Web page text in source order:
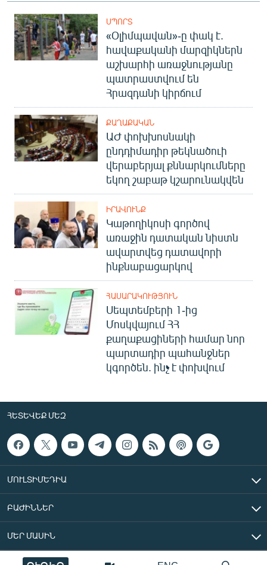
ՍՊՈՐՏ
«Օլիմպավան»-ը փակ է.
հավաքականի մարզիկներն
աշխարհի առաջնությանը
պատրաստվում են
Հրազդանի կիրճում
ՔԱՂԱՔԱԿԱՆ
ԱԺ փոխխոսնակի
ընդդիմադիր թեկնածուի
վերաբերյալ քննարկումները
եկող շաբաթ կշարունակվեն
ԻՐԱՎՈՒՆՔ
Կաթողիկոսի գործով
առաջին դատական նիստն
ավարտվեց դատավորի
ինքնաբացարկով
ՀԱՍԱՐԱԿՈՒԹՅՈՒՆ
Սեպտեմբերի 1-ից
Մոսկվայում ՀՀ
քաղաքացիների համար նոր
պարտադիր պահանջներ
կգործեն. ինչ է փոխվում
ՀԵՏԵՎԵՔ ՄԵԶ
ՄՈՒԼՏԻՄԵԴԻԱ
ԲԱԺԻՆՆԵՐ
ՄԵՐ ՄԱՍԻՆ